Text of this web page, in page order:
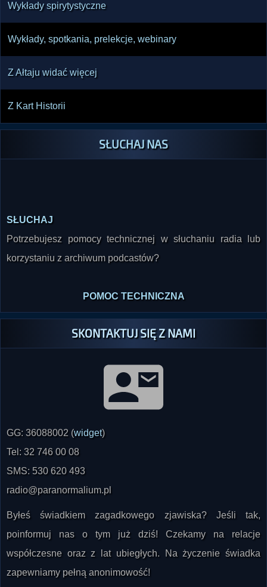
Wykłady spirytystyczne
Wykłady, spotkania, prelekcje, webinary
Z Ałtaju widać więcej
Z Kart Historii
SŁUCHAJ NAS
SŁUCHAJ
Potrzebujesz pomocy technicznej w słuchaniu radia lub
korzystaniu z archiwum podcastów?
POMOC TECHNICZNA
SKONTAKTUJ SIĘ Z NAMI
GG: 36088002 (widget)
Tel: 32 746 00 08
SMS: 530 620 493
radio@paranormalium.pl
Byłeś świadkiem zagadkowego zjawiska? Jeśli tak,
poinformuj nas o tym już dziś! Czekamy na relacje
współczesne oraz z lat ubiegłych. Na życzenie świadka
zapewniamy pełną anonimowość!